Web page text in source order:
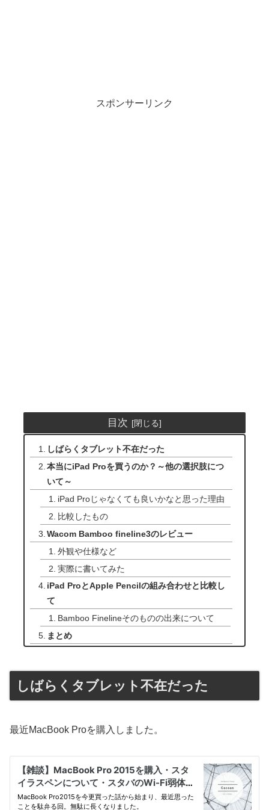
スポンサーリンク
目次
しばらくタブレット不在だった
本当にiPad Proを買うのか？～他の選択肢につ
いて～
iPad Proじゃなくても良いかなと思った理由
比較したもの
Wacom Bamboo fineline3のレビュー
外観や仕様など
実際に書いてみた
iPad ProとApple Pencilの組み合わせと比較し
て
Bamboo Finelineそのものの出来について
まとめ
しばらくタブレット不在だった
最近MacBook Proを購入しました。